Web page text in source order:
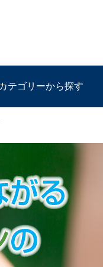
テゴリーから探す
商品ページにある「